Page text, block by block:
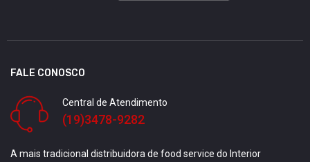
FALE CONOSCO
Central de Atendimento
(19)3478-9282
A mais tradicional distribuidora de food service do Interior